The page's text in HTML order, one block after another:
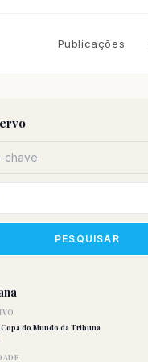
Publicações
PESQUISAR
do Mundo da Tribuna